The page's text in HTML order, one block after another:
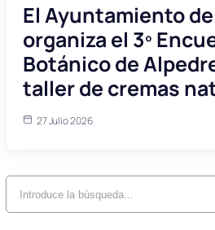
El Ayuntamiento
organiza el 3º
Botánico de
taller de cremas
27 Julio 2026